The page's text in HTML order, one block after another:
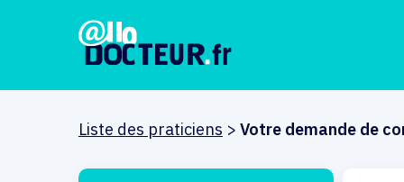
Liste des praticiens > Votre demande de